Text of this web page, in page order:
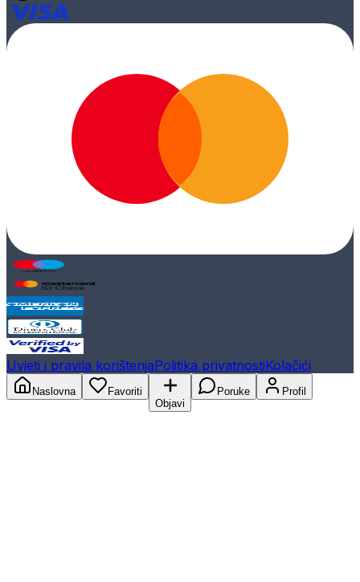
Uvjeti i pravila korištenjaPolitika privatnostiKolačići
Naslovna
Favoriti
Objavi
Poruke Profil